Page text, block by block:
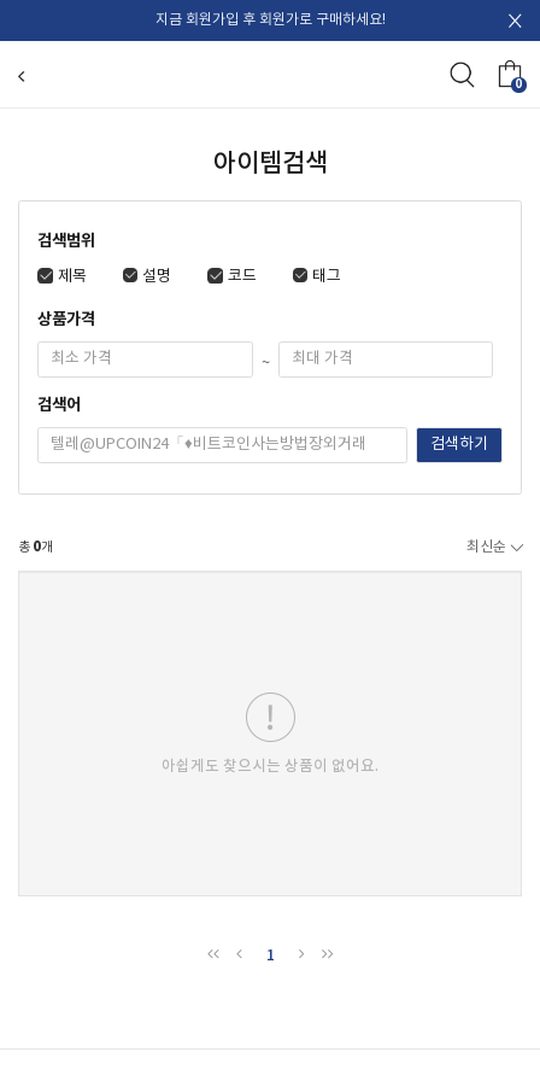
지금 회원가입 후 회원가로 구매하세요!
0
아이템검색
검색범위
제목 설명 코드 태그
상품가격
~
검색어
검색하기
총 0개 최신순
아쉽게도 찾으시는 상품이 없어요.
1